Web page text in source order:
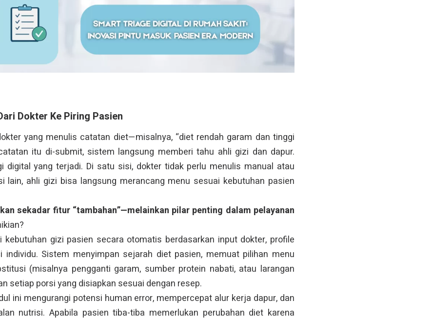
Dokter Ke Piring Pasien
yang menulis catatan diet—misalnya, “diet rendah garam dan tinggi
itu di-submit, sistem langsung memberi tahu ahli gizi dan dapur.
digital yang terjadi. Di satu sisi, dokter tidak perlu menulis manual atau
lain, ahli gizi bisa langsung merancang menu sesuai kebutuhan pasien
sekadar fitur “tambahan”—melainkan pilar penting dalam pelayanan
kebutuhan gizi pasien secara otomatis berdasarkan input dokter, profile
individu. Sistem menyimpan sejarah diet pasien, memuat pilihan menu
(misalnya pengganti garam, sumber protein nabati, atau larangan
setiap porsi yang disiapkan sesuai dengan resep.
ini mengurangi potensi human error, mempercepat alur kerja dapur, dan
nutrisi. Apabila pasien tiba-tiba memerlukan perubahan diet karena